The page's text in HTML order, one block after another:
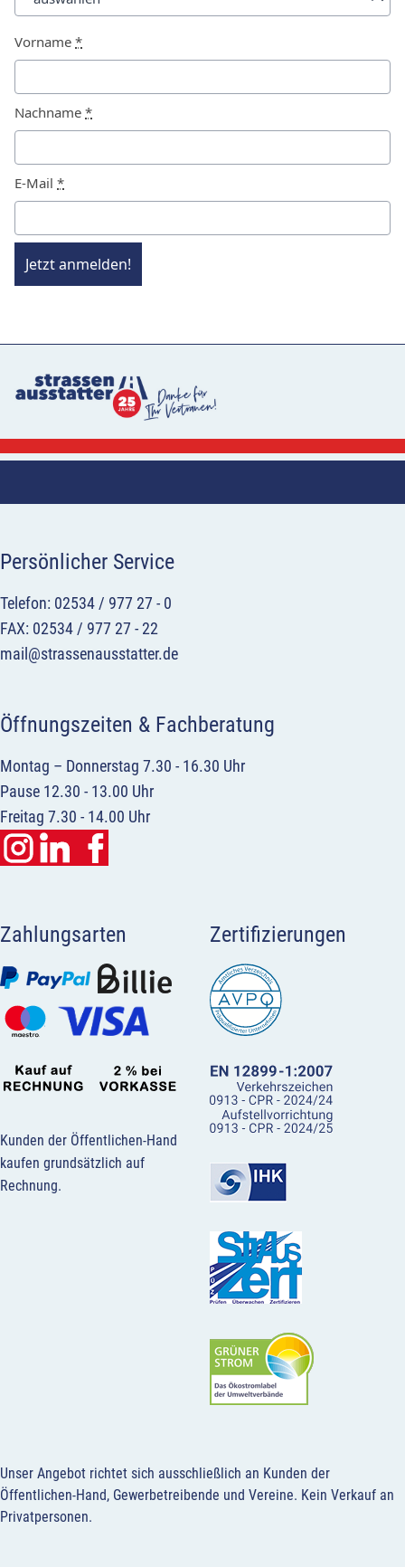
Vorname *
Nachname *
E-Mail *
Jetzt anmelden!
Persönlicher Service
Telefon: 02534 / 977 27 - 0
FAX: 02534 / 977 27 - 22
mail@strassenausstatter.de
Öffnungszeiten & Fachberatung
Montag – Donnerstag 7.30 - 16.30 Uhr
Pause 12.30 - 13.00 Uhr
Freitag 7.30 - 14.00 Uhr
Zahlungsarten
Kunden der Öffentlichen-Hand
kaufen grundsätzlich auf
Rechnung.
Zertifizierungen
Unser Angebot richtet sich ausschließlich an Kunden der
Öffentlichen-Hand, Gewerbetreibende und Vereine. Kein Verkauf an
Privatpersonen.